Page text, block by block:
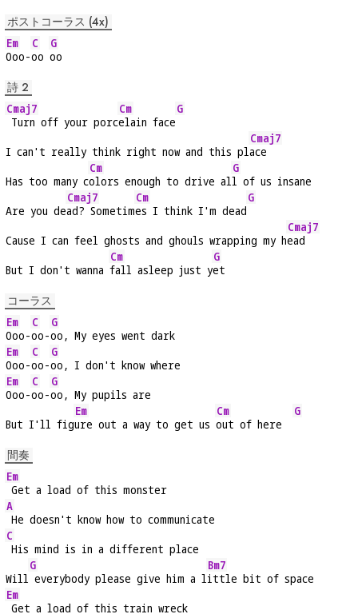
ポストコーラス (4x)
Em
Ooo-
C
oo
G
oo
詩 2
Cmaj7
Turn off your porc
Cm
elain face
G
I can't really think right now and this pl
Cmaj7
ace
Has too many c
Cm
olors enough to drive al
G
l of us insane
Are you de
Cmaj7
ad? Sometim
Cm
es I think I'm dead
G
Cause I can feel ghosts and ghouls wrapping my h
Cmaj7
ead
But I don't wanna
Cm
fall asleep just y
G
et
コーラス
Em
Ooo-
C
oo-
G
oo, My eyes went dark
Em
Ooo-
C
oo-
G
oo, I don't know where
Em
Ooo-
C
oo-
G
oo, My pupils are
But I'll fig
Em
ure out a way to get us
Cm
out of here
G
間奏
Em
Get a load of this monster
A
He doesn't know how to communicate
C
His mind is in a different place
Will
G
everybody please give him a l
Bm7
ittle bit of space
Em
Get a load of this train wreck